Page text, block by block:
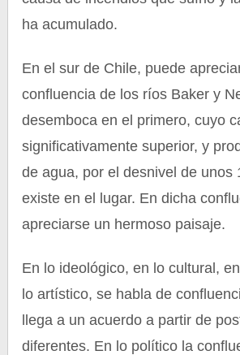
ha acumulado.
En el sur de Chile, puede
confluencia de los ríos Baker y
desemboca en el primero, cuyo
significativamente superior, y
de agua, por el desnivel de unos
existe en el lugar. En dicha
apreciarse un hermoso paisaje.
En lo ideológico, en lo cultural,
lo artístico, se habla de
llega a un acuerdo a partir de
diferentes. En lo político la